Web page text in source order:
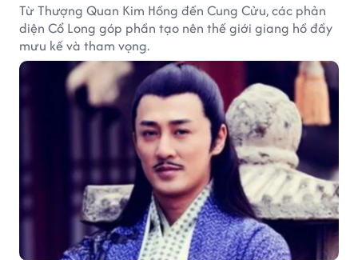
Từ Thượng Quan Kim Hồng đến Cung Cửu, các phản
diện Cổ Long góp phần tạo nên thế giới giang hồ đầy
mưu kế và tham vọng.